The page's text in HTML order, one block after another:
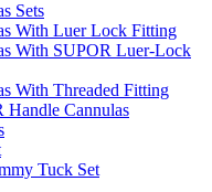
Sets
With Luer Lock Fitting
With SUPOR Luer-Lock
With Threaded Fitting
Handle Cannulas
Tuck Set